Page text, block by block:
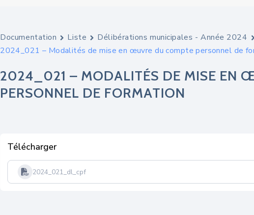
Documentation Liste
Délibérations municipales - Année 2024
2024_021 – Modalités de mise en œuvre du compte personnel de
2024_021 – MODALITÉS DE MISE EN
PERSONNEL DE FORMATION
Télécharger
2024_021_dl_cpf